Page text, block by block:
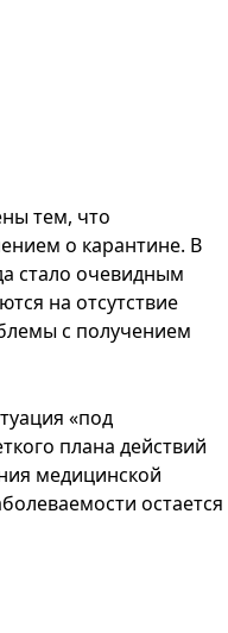
тем, что
о карантине. В
стало очевидным
на отсутствие
с получением
«под
плана действий
медицинской
остается